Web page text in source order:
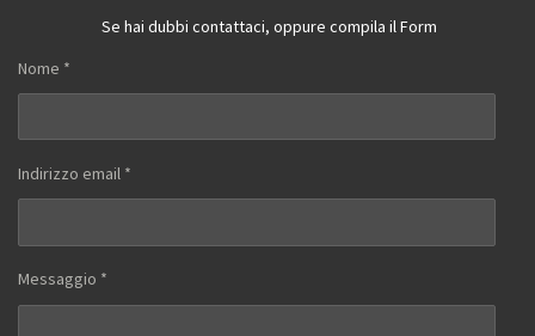
Se hai dubbi contattaci, oppure compila il Form
Nome *
Indirizzo email *
Messaggio *